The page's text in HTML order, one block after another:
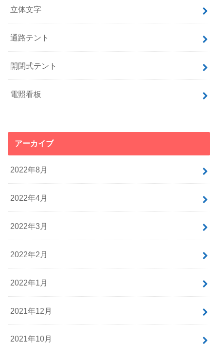
立体文字
通路テント
開閉式テント
電照看板
アーカイブ
2022年8月
2022年4月
2022年3月
2022年2月
2022年1月
2021年12月
2021年10月